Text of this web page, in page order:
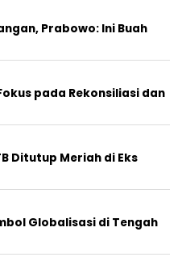
Prabowo: Ini Buah
pada Rekonsiliasi dan
Ditutup Meriah di Eks
Globalisasi di Tengah